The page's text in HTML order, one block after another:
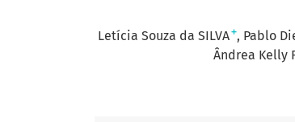
Letícia Souza da SILVA+ Pablo
Ândrea Kelly